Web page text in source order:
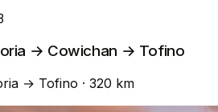
→ Cowichan → Tofino
→ Tofino · 320 km